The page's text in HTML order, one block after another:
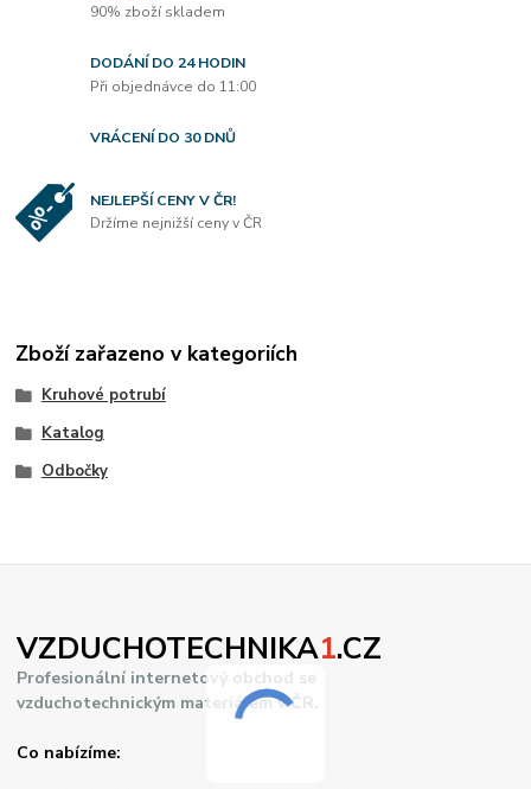
90% zboží skladem
DODÁNÍ DO 24 HODIN
Při objednávce do 11:00
VRÁCENÍ DO 30 DNŮ
NEJLEPŠÍ CENY V ČR!
Držíme nejnižší ceny v ČR
Zboží zařazeno v kategoriích
Kruhové potrubí
Katalog
Odbočky
VZDUCHOTECHNIKA1.CZ
Profesionální internetový obchod se
vzduchotechnickým materiálem v ČR.
Co nabízíme: